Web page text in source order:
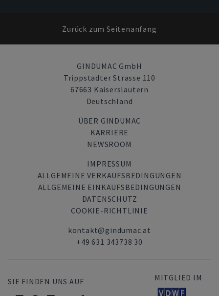
Zurück zum Seitenanfang
GINDUMAC GmbH
Trippstadter Strasse 110
67663 Kaiserslautern
Deutschland
ÜBER GINDUMAC
KARRIERE
NEWSROOM
IMPRESSUM
ALLGEMEINE VERKAUFSBEDINGUNGEN
ALLGEMEINE EINKAUFSBEDINGUNGEN
DATENSCHUTZ
COOKIE-RICHTLINIE
kontakt@gindumac.at
+49 631 343738 30
SIE FINDEN UNS AUF MITGLIED IM